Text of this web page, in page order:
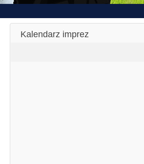
Kalendarz imprez